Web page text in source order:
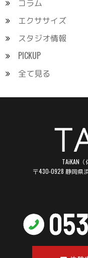
コラム
エクササイズ
スタジオ情報
PICKUP
全て見る
TAiKAN
〒430-0928 静岡県